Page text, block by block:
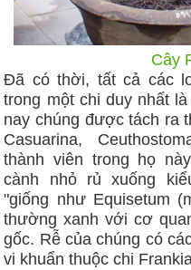
Cây
Đã có thời, tất cả các
trong một chi duy nhất
nay chúng được tách ra
Casuarina,
thành viên trong họ
cành nhỏ rủ xuống
"giống như Equisetum
thường xanh với cơ
gốc. Rễ của chúng có
vi khuẩn thuộc chi